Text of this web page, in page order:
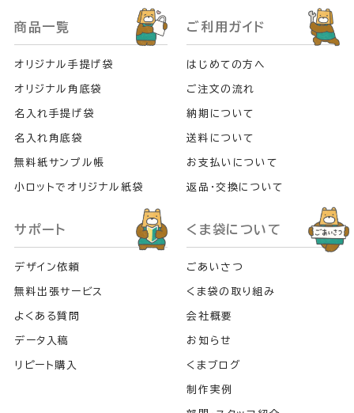
商品一覧
オリジナル手提げ袋
オリジナル角底袋
名入れ手提げ袋
名入れ角底袋
無料紙サンプル帳
小ロットでオリジナル紙袋
ご利用ガイド
はじめての方へ
ご注文の流れ
納期について
送料について
お支払いについて
返品・交換について
サポート
デザイン依頼
無料出張サービス
よくある質問
データ入稿
リピート購入
くま袋について
ごあいさつ
くま袋の取り組み
会社概要
お知らせ
くまブログ
制作実例